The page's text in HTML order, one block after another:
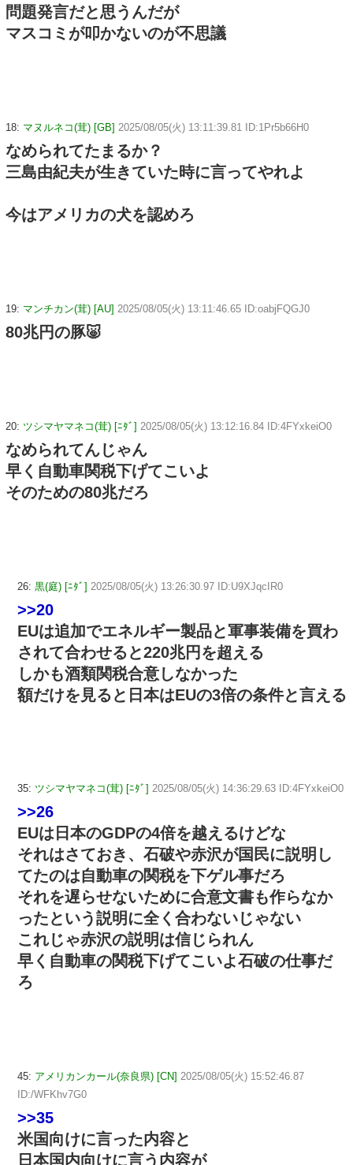
問題発言だと思うんだが
マスコミが叩かないのが不思議
18: マヌルネコ(茸) [GB] 2025/08/05(火) 13:11:39.81 ID:1Pr5b66H0
なめられてたまるか？
三島由紀夫が生きていた時に言ってやれよ
今はアメリカの犬を認めろ
19: マンチカン(茸) [AU] 2025/08/05(火) 13:11:46.65 ID:oabjFQGJ0
80兆円の豚🐷
20: ツシマヤマネコ(茸) [ﾆﾀﾞ] 2025/08/05(火) 13:12:16.84 ID:4FYxkeiO0
なめられてんじゃん
早く自動車関税下げてこいよ
そのための80兆だろ
26: 黒(庭) [ﾆﾀﾞ] 2025/08/05(火) 13:26:30.97 ID:U9XJqcIR0
>>20
EUは追加でエネルギー製品と軍事装備を買わ
されて合わせると220兆円を超える
しかも酒類関税合意しなかった
額だけを見ると日本はEUの3倍の条件と言える
35: ツシマヤマネコ(茸) [ﾆﾀﾞ] 2025/08/05(火) 14:36:29.63 ID:4FYxkeiO0
>>26
EUは日本のGDPの4倍を越えるけどな
それはさておき、石破や赤沢が国民に説明し
てたのは自動車の関税を下ゲル事だろ
それを遅らせないために合意文書も作らなか
ったという説明に全く合わないじゃない
これじゃ赤沢の説明は信じられん
早く自動車の関税下げてこいよ石破の仕事だ
ろ
45: アメリカンカール(奈良県) [CN] 2025/08/05(火) 15:52:46.87
ID:/WFKhv7G0
>>35
米国向けに言った内容と
日本国内向けに言う内容が